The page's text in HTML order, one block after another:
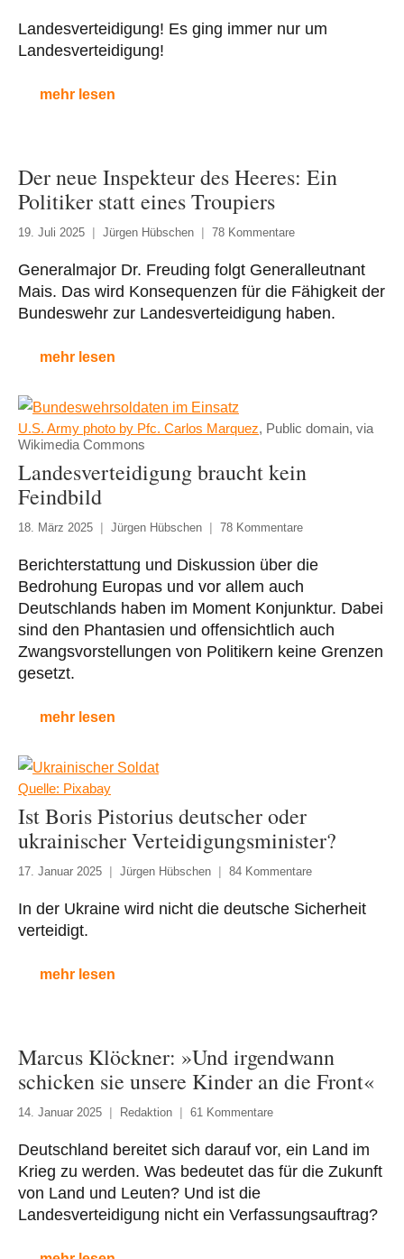
Landesverteidigung! Es ging immer nur um
Landesverteidigung!
mehr lesen
Der neue Inspekteur des Heeres: Ein
Politiker statt eines Troupiers
19. Juli 2025 Jürgen Hübschen 78 Kommentare
Generalmajor Dr. Freuding folgt Generalleutnant
Mais. Das wird Konsequenzen für die Fähigkeit der
Bundeswehr zur Landesverteidigung haben.
mehr lesen
U.S. Army photo by Pfc. Carlos Marquez, Public domain, via
Wikimedia Commons
Landesverteidigung braucht kein
Feindbild
18. März 2025 Jürgen Hübschen 78 Kommentare
Berichterstattung und Diskussion über die
Bedrohung Europas und vor allem auch
Deutschlands haben im Moment Konjunktur. Dabei
sind den Phantasien und offensichtlich auch
Zwangsvorstellungen von Politikern keine Grenzen
gesetzt.
mehr lesen
Quelle: Pixabay
Ist Boris Pistorius deutscher oder
ukrainischer Verteidigungsminister?
17. Januar 2025 Jürgen Hübschen 84 Kommentare
In der Ukraine wird nicht die deutsche Sicherheit
verteidigt.
mehr lesen
Marcus Klöckner: »Und irgendwann
schicken sie unsere Kinder an die Front«
14. Januar 2025 Redaktion 61 Kommentare
Deutschland bereitet sich darauf vor, ein Land im
Krieg zu werden. Was bedeutet das für die Zukunft
von Land und Leuten? Und ist die
Landesverteidigung nicht ein Verfassungsauftrag?